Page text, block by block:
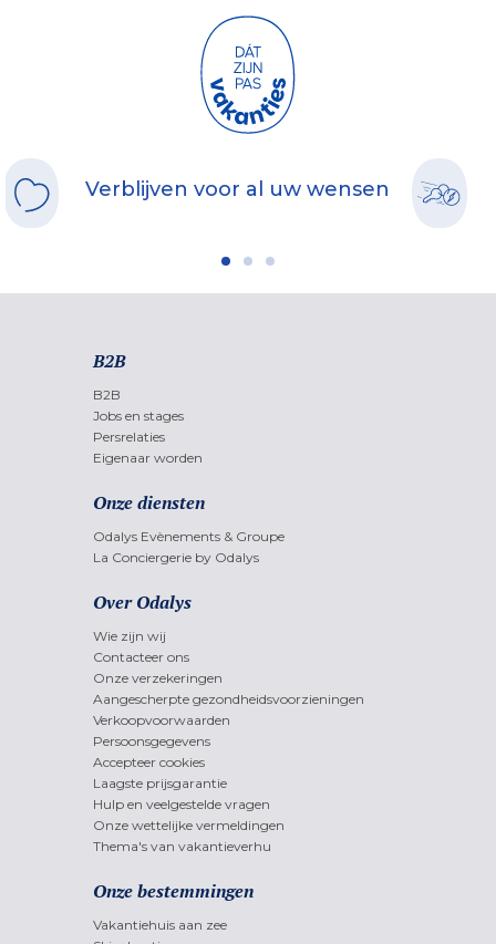
Verblijven voor al uw wensen
B2B
B2B
Jobs en stages
Persrelaties
Eigenaar worden
Onze diensten
Odalys Evènements & Groupe
La Conciergerie by Odalys
Over Odalys
Wie zijn wij
Contacteer ons
Onze verzekeringen
Aangescherpte gezondheidsvoorzieningen
Verkoopvoorwaarden
Persoonsgegevens
Accepteer cookies
Laagste prijsgarantie
Hulp en veelgestelde vragen
Onze wettelijke vermeldingen
Thema's van vakantieverhu
Onze bestemmingen
Vakantiehuis aan zee